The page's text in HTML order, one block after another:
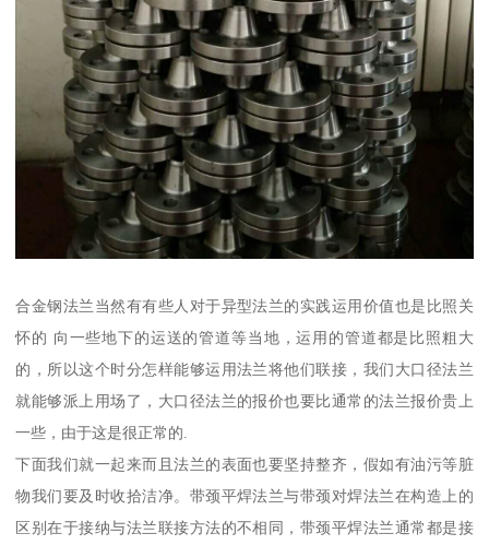
合金钢法兰当然有有些人对于异型法兰的实践运用价值也是比照关
怀的 向一些地下的运送的管道等当地，运用的管道都是比照粗大
的，所以这个时分怎样能够运用法兰将他们联接，我们大口径法兰
就能够派上用场了，大口径法兰的报价也要比通常的法兰报价贵上
一些，由于这是很正常的.
下面我们就一起来而且法兰的表面也要坚持整齐，假如有油污等脏
物我们要及时收拾洁净。带颈平焊法兰与带颈对焊法兰在构造上的
区别在于接纳与法兰联接方法的不相同，带颈平焊法兰通常都是接